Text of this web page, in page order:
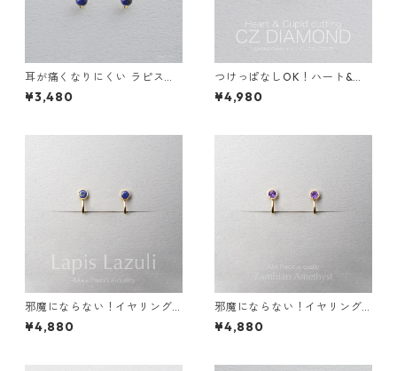
耳が痛くなりにくい ラピスラ
ズリ クリップイヤリング 2wa
ys イヤーカフ サージカルステ
¥3,480
つけっぱなしOK！ハート&キ
ューピッド CZダイヤ一粒ネッ
クレス 金属アレルギー対応 サ
¥4,980
邪魔にならない！イヤリング
ラピスラズリ サージカルステ
ンレス 金属アレルギー 誕生日
¥4,880
邪魔にならない！イヤリング
アメジスト サージカルステン
レス 金属アレルギー 誕生日プ
¥4,880